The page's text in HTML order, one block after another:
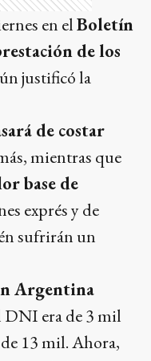
en elBoletín
de los
justificó la
de costar
mientras que
base de
exprés y de
sufrirán un
Argentina
DNI era de 3 mil
13 mil. Ahora,